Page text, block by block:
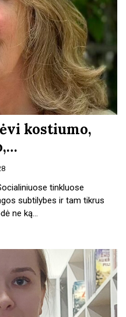
kostiumo,
tinkluose
subtilybes ir tam tikrus
ne ką…